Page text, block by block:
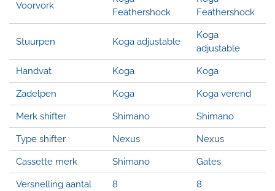
Voorvork
Feathershock
Feathershock
Stuurpen Koga adjustable
Koga
adjustable
Handvat Koga Koga
Zadelpen Koga Koga verend
Merk shifter Shimano Shimano
Type shifter Nexus Nexus
Cassette merk Shimano Gates
Versnelling aantal 8 8